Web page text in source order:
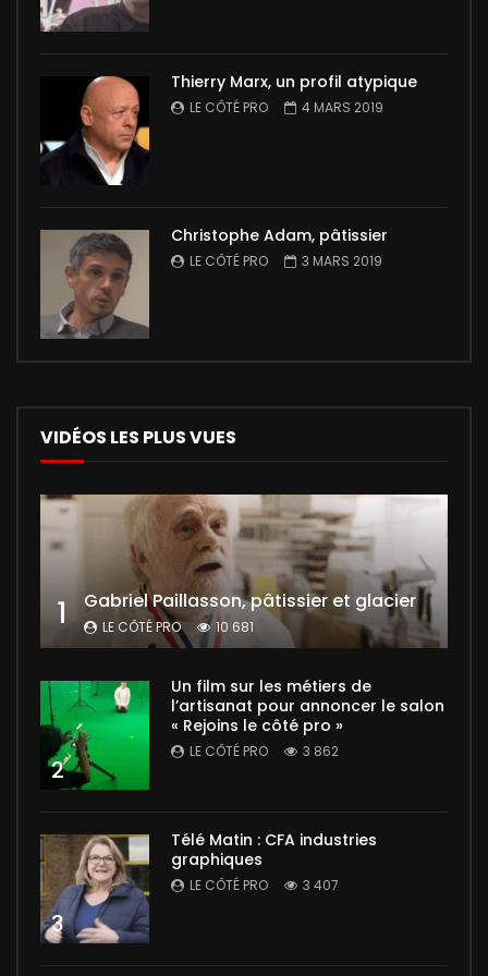
Thierry Marx, un profil atypique
LE CÔTÉ PRO 4 MARS 2019
Christophe Adam, pâtissier
LE CÔTÉ PRO 3 MARS 2019
VIDÉOS LES PLUS VUES
1 Gabriel Paillasson, pâtissier et glacier
LE CÔTÉ PRO 10 681
2
Un film sur les métiers de
l’artisanat pour annoncer le salon
« Rejoins le côté pro »
LE CÔTÉ PRO 3 862
3
Télé Matin : CFA industries
graphiques
LE CÔTÉ PRO 3 407